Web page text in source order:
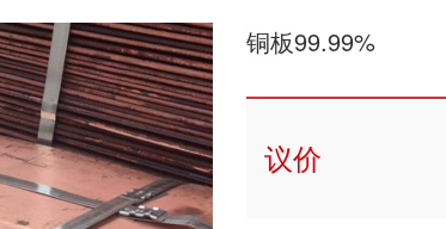
铜板99.99%
议价